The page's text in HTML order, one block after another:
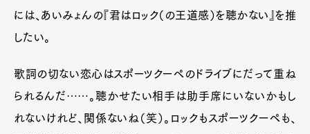
には、あいみょんの『君はロック（の王道感）を聴かない』を推
したい。
歌詞の切ない恋心はスポーツクーペのドライブにだって重ね
られるんだ……。聴かせたい相手は助手席にいないかもし
れないけれど、関係ないね（笑）。ロックもスポーツクーペも、